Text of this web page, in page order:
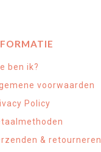
ben ik?
voorwaarden
Policy
& retourneren